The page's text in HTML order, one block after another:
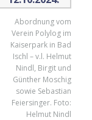
Abordnung vom
Verein Polylog im
Kaiserpark in Bad
Ischl – v.l. Helmut
Nindl, Birgit und
Günther Moschig
sowie Sebastian
Feiersinger. Foto:
Helmut Nindl